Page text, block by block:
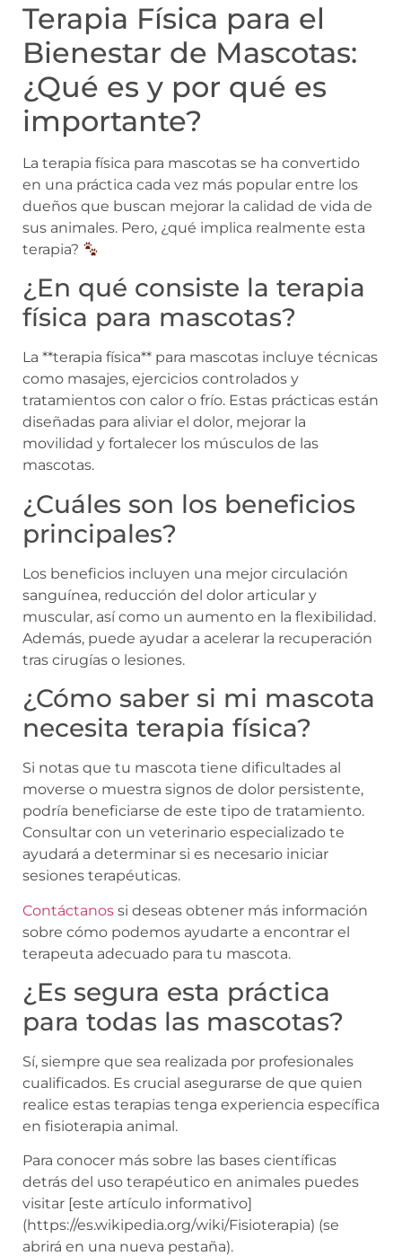
Terapia Física para el
Bienestar de Mascotas:
¿Qué es y por qué es
importante?
La terapia física para mascotas se ha convertido
en una práctica cada vez más popular entre los
dueños que buscan mejorar la calidad de vida de
sus animales. Pero, ¿qué implica realmente esta
terapia?
¿En qué consiste la terapia
física para mascotas?
La **terapia física** para mascotas incluye técnicas
como masajes, ejercicios controlados y
tratamientos con calor o frío. Estas prácticas están
diseñadas para aliviar el dolor, mejorar la
movilidad y fortalecer los músculos de las
mascotas.
¿Cuáles son los beneficios
principales?
Los beneficios incluyen una mejor circulación
sanguínea, reducción del dolor articular y
muscular, así como un aumento en la flexibilidad.
Además, puede ayudar a acelerar la recuperación
tras cirugías o lesiones.
¿Cómo saber si mi mascota
necesita terapia física?
Si notas que tu mascota tiene dificultades al
moverse o muestra signos de dolor persistente,
podría beneficiarse de este tipo de tratamiento.
Consultar con un veterinario especializado te
ayudará a determinar si es necesario iniciar
sesiones terapéuticas.
Contáctanos si deseas obtener más información
sobre cómo podemos ayudarte a encontrar el
terapeuta adecuado para tu mascota.
¿Es segura esta práctica
para todas las mascotas?
Sí, siempre que sea realizada por profesionales
cualificados. Es crucial asegurarse de que quien
realice estas terapias tenga experiencia específica
en fisioterapia animal.
Para conocer más sobre las bases científicas
detrás del uso terapéutico en animales puedes
visitar [este artículo informativo]
(https://es.wikipedia.org/wiki/Fisioterapia) (se
abrirá en una nueva pestaña).